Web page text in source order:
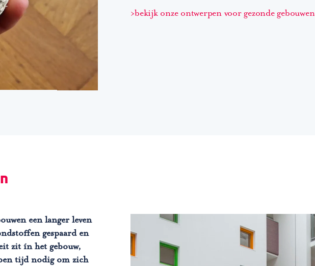
bekijk onze ontwerpen voor gezonde gebouwen
een langer leven
gespaard en
zit ín het gebouw,
tijd nodig om zich